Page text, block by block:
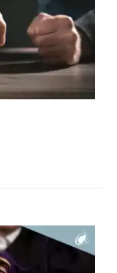
صاحب خانه استم.
همچنان خدمت تمام
تان جور سهتمن
استم و برکت میگریم
را پشت میبریم.
میشد از یک شهر
آمدن دمو خانه
استم که امروز
استودیو پشت
پذیر خداوند
انتقال پذیر
خود خداوند هستن.